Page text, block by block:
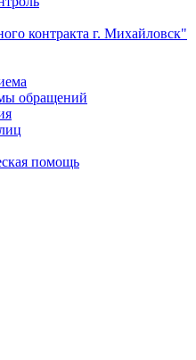
контракта г. Михайловск"
обращений
помощь